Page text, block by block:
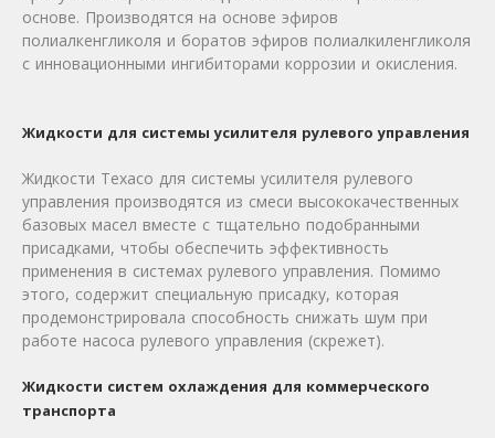
основе. Производятся на основе эфиров
полиалкенгликоля и боратов эфиров полиалкиленгликоля
с инновационными ингибиторами коррозии и окисления.
Жидкости для системы усилителя рулевого управления
Жидкости Texaco для системы усилителя рулевого
управления производятся из смеси высококачественных
базовых масел вместе с тщательно подобранными
присадками, чтобы обеспечить эффективность
применения в системах рулевого управления. Помимо
этого, содержит специальную присадку, которая
продемонстрировала способность снижать шум при
работе насоса рулевого управления (скрежет).
Жидкости систем охлаждения для коммерческого
транспорта